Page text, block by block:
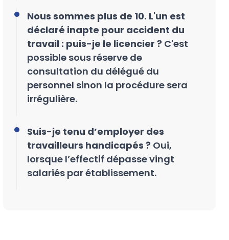
Nous sommes plus de 10. L'un est
déclaré inapte pour accident du
travail : puis-je le licencier ? C'est
possible sous réserve de
consultation du délégué du
personnel sinon la procédure sera
irrégulière.
Suis-je tenu d’employer des
travailleurs handicapés ? Oui,
lorsque l’effectif dépasse vingt
salariés par établissement.